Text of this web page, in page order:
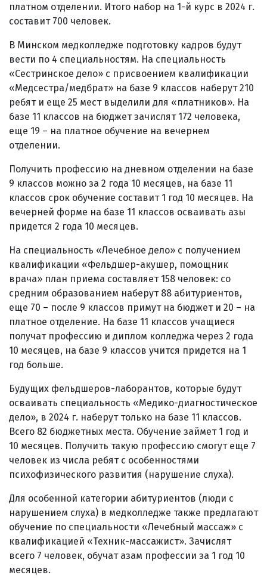
платном отделении. Итого набор на 1-й курс в 2024 г.
составит 700 человек.
В Минском медколледже подготовку кадров будут
вести по 4 специальностям. На специальность
«Сестринское дело» с присвоением квалификации
«Медсестра/медбрат» на базе 9 классов наберут 210
ребят и еще 25 мест выделили для «платников». На
базе 11 классов на бюджет зачислят 172 человека,
еще 19 – на платное обучение на вечернем
отделении.
Получить профессию на дневном отделении на базе
9 классов можно за 2 года 10 месяцев, на базе 11
классов срок обучение составит 1 год 10 месяцев. На
вечерней форме на базе 11 классов осваивать азы
придется 2 года 10 месяцев.
На специальность «Лечебное дело» с получением
квалификации «Фельдшер-акушер, помощник
врача» план приема составляет 158 человек: со
средним образованием наберут 88 абитуриентов,
еще 70 – после 9 классов примут на бюджет и 20 – на
платное отделение. На базе 11 классов учащиеся
получат профессию и диплом колледжа через 2 года
10 месяцев, на базе 9 классов учится придется на 1
год больше.
Будущих фельдшеров-лаборантов, которые будут
осваивать специальность «Медико-диагностическое
дело», в 2024 г. наберут только на базе 11 классов.
Всего 82 бюджетных места. Обучение займет 1 год и
10 месяцев. Получить такую профессию смогут еще 7
человек из числа ребят с особенностями
психофизического развития (нарушение слуха).
Для особенной категории абитуриентов (люди с
нарушением слуха) в медколледже также предлагают
обучение по специальности «Лечебный массаж» с
квалификацией «Техник-массажист». Зачислят
всего 7 человек, обучат азам профессии за 1 год 10
месяцев.